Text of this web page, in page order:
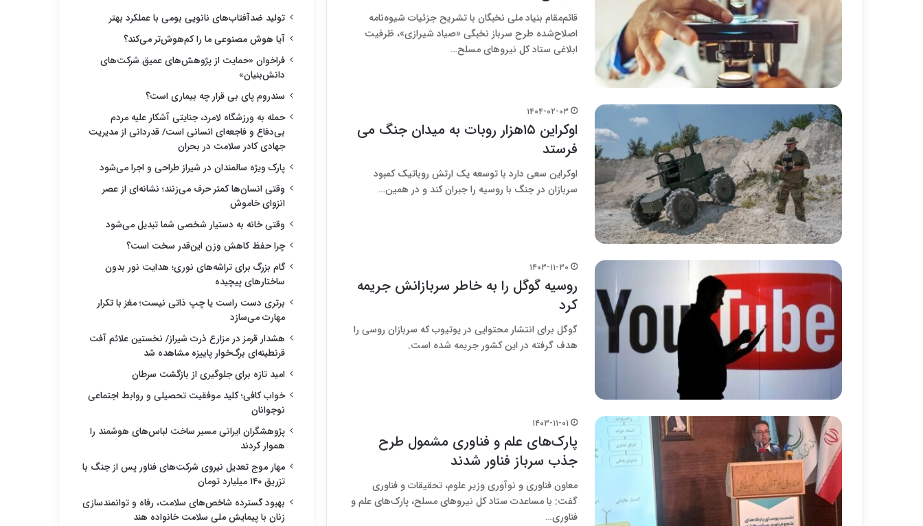
قائم‌مقام بنیاد ملی نخبگان با تشریح جزئیات شیوه‌نامه
اصلاح‌شده طرح سرباز نخبگی «صیاد شیرازی»، ظرفیت
ابلاغی ستاد کل نیروهای مسلح…
۱۴۰۴-۰۲-۰۳
اوکراین ۱۵هزار روبات به میدان جنگ می
فرستد
اوکراین سعی دارد با توسعه یک ارتش روباتیک کمبود
سربازان در جنگ با روسیه را جبران کند و در همین…
۱۴۰۳-۱۱-۳۰
روسیه گوگل را به خاطر سربازانش جریمه
کرد
گوگل برای انتشار محتوایی در یوتیوب که سربازان روسی را
هدف گرفته در این کشور جریمه شده است.
۱۴۰۳-۱۱-۰۱
پارک‌های علم و فناوری مشمول طرح
جذب سرباز فناور شدند
معاون فناوری و نوآوری وزیر علوم، تحقیقات و فناوری
گفت: با مساعدت ستاد کل نیروهای مسلح، پارک‌های علم و
فناوری…
تولید ضدآفتاب‌های نانویی بومی با عملکرد بهتر
آیا هوش مصنوعی ما را کم‌هوش‌تر می‌کند؟
فراخوان «حمایت از پژوهش‌های عمیق شرکت‌های
دانش‌بنیان»
سندروم پای بی قرار چه بیماری است؟
حمله به ورزشگاه لامرد، جنایتی آشکار علیه مردم
بی‌دفاع و فاجعه‌ای انسانی است/ قدردانی از مدیریت
جهادی کادر سلامت در بحران
پارک ویژه سالمندان در شیراز طراحی و اجرا می‌شود
وقتی انسان‌ها کمتر حرف می‌زنند؛ نشانه‌ای از عصر
انزوای خاموش
وقتی خانه به دستیار شخصی شما تبدیل می‌شود
چرا حفظ کاهش وزن این‌قدر سخت است؟
گام بزرگ برای تراشه‌های نوری؛ هدایت نور بدون
ساختارهای پیچیده
برتری دست راست یا چپ ذاتی نیست؛ مغز با تکرار
مهارت می‌سازد
هشدار قرمز در مزارع ذرت شیراز/ نخستین علائم آفت
قرنطینه‌ای برگ‌خوار پاییزه مشاهده شد
امید تازه برای جلوگیری از بازگشت سرطان
خواب کافی؛ کلید موفقیت تحصیلی و روابط اجتماعی
نوجوانان
پژوهشگران ایرانی مسیر ساخت لباس‌های هوشمند را
هموار کردند
مهار موج تعدیل نیروی شرکت‌های فناور پس از جنگ با
تزریق ۱۴۰ میلیارد تومان
بهبود گسترده شاخص‌های سلامت، رفاه و توانمندسازی
زنان با پیمایش ملی سلامت خانواده هند